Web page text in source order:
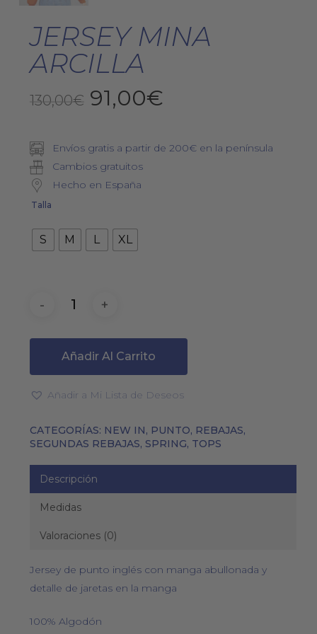
JERSEY MINA
ARCILLA
130,00€ El
original
era:
130,00€.
91,00€
actual
Envíos gratis a partir de 200€ en la península
Cambios gratuitos
Hecho en España
Talla
S M L XL
Añadir Al Carrito
Añadir a Mi Lista de Deseos
CATEGORÍAS: NEW IN, PUNTO, REBAJAS,
SEGUNDAS REBAJAS, SPRING, TOPS
Descripción
Medidas
Valoraciones (0)
Jersey de punto inglés con manga abullonada y
detalle de jaretas en la manga
100% Algodón